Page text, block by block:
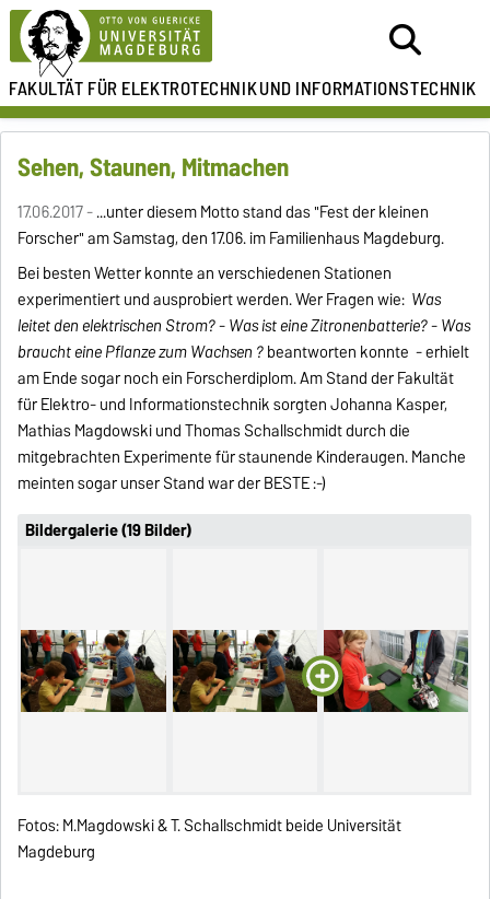
FAKULTÄT FÜR ELEKTROTECHNIKUND INFORMATIONSTECHNIK
Sehen, Staunen, Mitmachen
17.06.2017 -...unter diesem Motto stand das "Fest der kleinen
Forscher" am Samstag, den 17.06. im Familienhaus Magdeburg.
Bei besten Wetter konnte an verschiedenen Stationen
experimentiert und ausprobiert werden. Wer Fragen wie: Was
leitet den elektrischen Strom?-Was ist eine Zitronenbatterie?-Was
braucht eine Pflanze zum Wachsen ?beantworten konnte - erhielt
am Ende sogar noch ein Forscherdiplom. Am Stand der Fakultät
für Elektro- und Informationstechnik sorgten Johanna Kasper,
Mathias Magdowski und Thomas Schallschmidt durch die
mitgebrachten Experimente für staunende Kinderaugen. Manche
meinten sogar unser Stand war der BESTE :-)
Bildergalerie (19 Bilder)
Fotos: M.Magdowski & T. Schallschmidt beide Universität
Magdeburg